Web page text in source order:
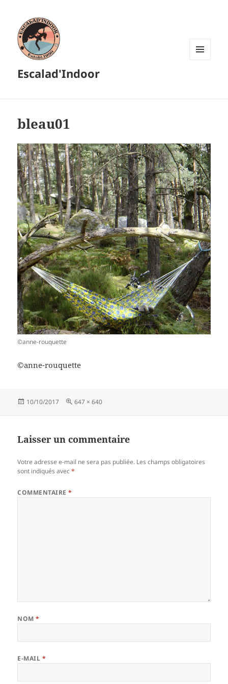
Escalad'Indoor
bleau01
©anne-rouquette
©anne-rouquette
Publié
10/10/2017
Taille
647 × 640
Laisser un commentaire
Votre adresse e-mail ne sera pas publiée. Les champs obligatoires
sont indiqués avec*
COMMENTAIRE*
NOM*
E-MAIL *